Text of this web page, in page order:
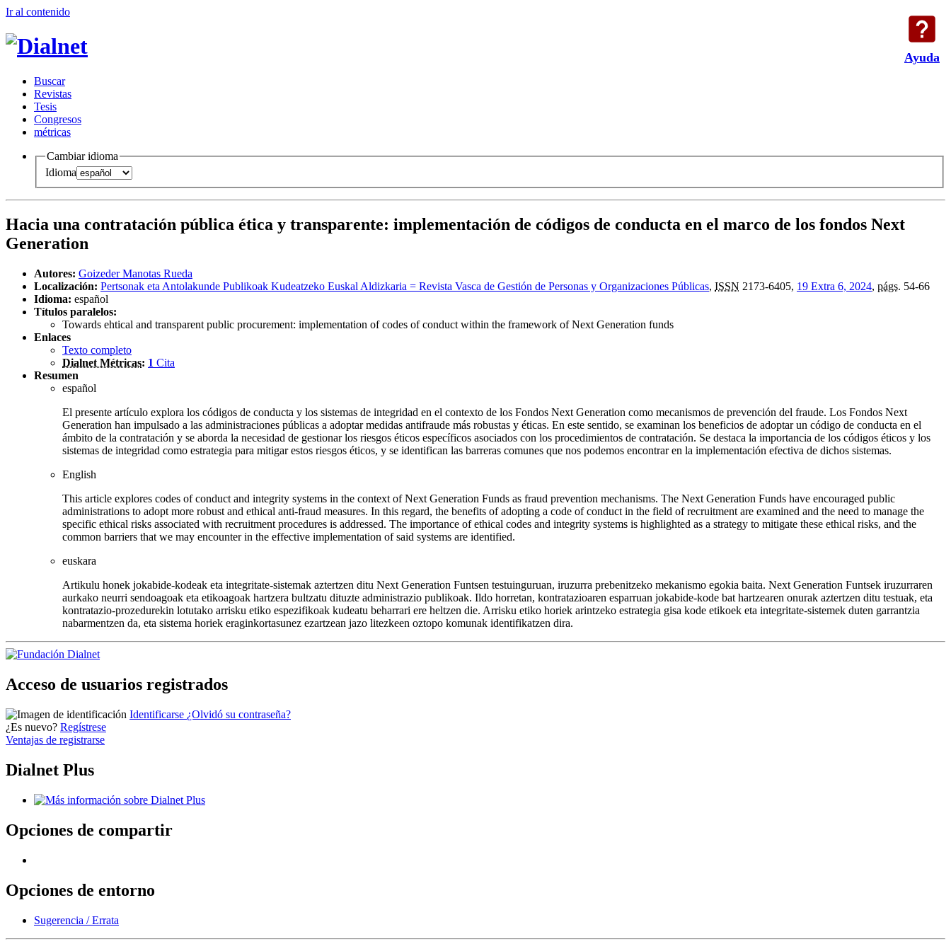
Ayuda
Ir al contenido
Buscar
Revistas
Tesis
Congresos
métricas
Cambiar idioma
Idioma
Hacia una contratación pública ética y transparente: implementación de códigos de conducta en el marco de los fondos Next
Generation
Autores: Goizeder Manotas Rueda
Localización: Pertsonak eta Antolakunde Publikoak Kudeatzeko Euskal Aldizkaria = Revista Vasca de Gestión de Personas y Organizaciones Públicas, ISSN 2173-6405, 19 Extra 6, 2024, págs. 54-66
Idioma: español
Títulos paralelos:
Towards ehtical and transparent public procurement: implementation of codes of conduct within the framework of Next Generation funds
Enlaces
Texto completo
Dialnet Métricas: 1 Cita
Resumen
español
El presente artículo explora los códigos de conducta y los sistemas de integridad en el contexto de los Fondos Next Generation como mecanismos de prevención del fraude. Los Fondos Next
Generation han impulsado a las administraciones públicas a adoptar medidas antifraude más robustas y éticas. En este sentido, se examinan los beneficios de adoptar un código de conducta en el
ámbito de la contratación y se aborda la necesidad de gestionar los riesgos éticos específicos asociados con los procedimientos de contratación. Se destaca la importancia de los códigos éticos y los
sistemas de integridad como estrategia para mitigar estos riesgos éticos, y se identifican las barreras comunes que nos podemos encontrar en la implementación efectiva de dichos sistemas.
English
This article explores codes of conduct and integrity systems in the context of Next Generation Funds as fraud prevention mechanisms. The Next Generation Funds have encouraged public
administrations to adopt more robust and ethical anti-fraud measures. In this regard, the benefits of adopting a code of conduct in the field of recruitment are examined and the need to manage the
specific ethical risks associated with recruitment procedures is addressed. The importance of ethical codes and integrity systems is highlighted as a strategy to mitigate these ethical risks, and the
common barriers that we may encounter in the effective implementation of said systems are identified.
euskara
Artikulu honek jokabide-kodeak eta integritate-sistemak aztertzen ditu Next Generation Funtsen testuinguruan, iruzurra prebenitzeko mekanismo egokia baita. Next Generation Funtsek iruzurraren
aurkako neurri sendoagoak eta etikoagoak hartzera bultzatu dituzte administrazio publikoak. Ildo horretan, kontratazioaren esparruan jokabide-kode bat hartzearen onurak aztertzen ditu testuak, eta
kontratazio-prozedurekin lotutako arrisku etiko espezifikoak kudeatu beharrari ere heltzen die. Arrisku etiko horiek arintzeko estrategia gisa kode etikoek eta integritate-sistemek duten garrantzia
nabarmentzen da, eta sistema horiek eraginkortasunez ezartzean jazo litezkeen oztopo komunak identifikatzen dira.
Acceso de usuarios registrados
Identificarse ¿Olvidó su contraseña?
¿Es nuevo? Regístrese
Ventajas de registrarse
Dialnet Plus
Opciones de compartir
Opciones de entorno
Sugerencia / Errata